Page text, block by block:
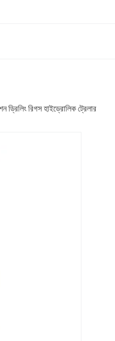
ড্রিলিং রিগস হাইড্রোলিক ট্রেলার